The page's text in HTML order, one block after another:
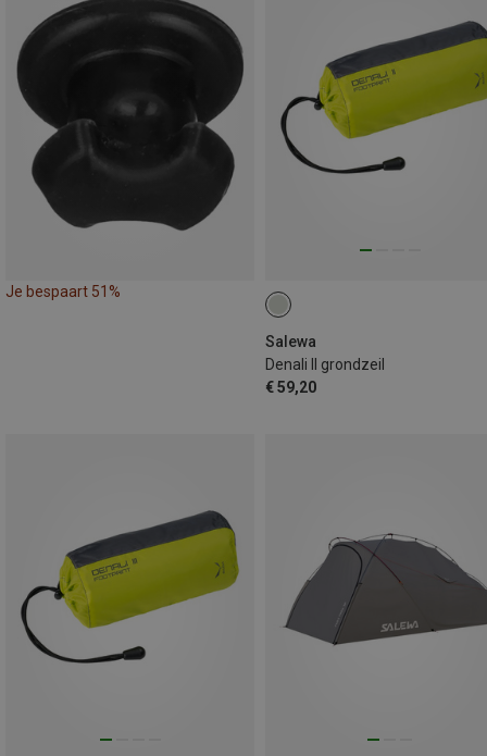
Je bespaart 51%
Salewa
Denali II grondzeil
€ 59,20